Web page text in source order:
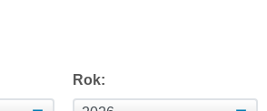
Rok: